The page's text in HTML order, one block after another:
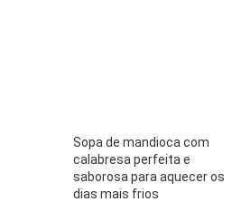
Sopa de mandioca com
calabresa perfeita e
saborosa para aquecer os
dias mais frios